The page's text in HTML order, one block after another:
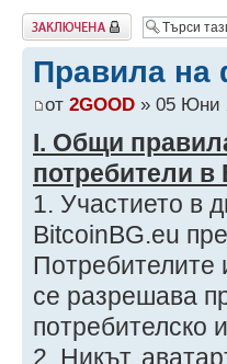
Заключена
Правила на
от 2GOOD » 05 Юни
І. Общи
потребители
1. Участието в
BitcoinBG.eu
Потребителите
се разрешава
потребителско
2. Никът,